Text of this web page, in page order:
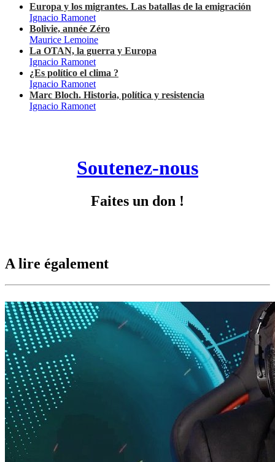
Europa y los migrantes. Las batallas de la emigración
Ignacio Ramonet
Bolivie, année Zéro
Maurice Lemoine
La OTAN, la guerra y Europa
Ignacio Ramonet
¿Es político el clima ?
Ignacio Ramonet
Marc Bloch. Historia, política y resistencia
Ignacio Ramonet
Soutenez-nous
Faites un don !
A lire également